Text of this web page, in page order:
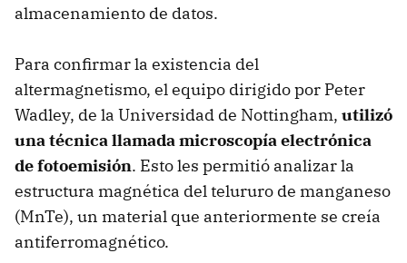
almacenamiento de datos.
Para confirmar la existencia del
altermagnetismo, el equipo dirigido por Peter
Wadley, de la Universidad de Nottingham, utilizó
una técnica llamada microscopía electrónica
de fotoemisión. Esto les permitió analizar la
estructura magnética del telururo de manganeso
(MnTe), un material que anteriormente se creía
antiferromagnético.